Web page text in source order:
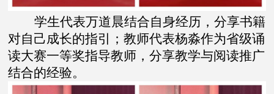
学生代表万道晨结合自身经历，分享书籍
对自己成长的指引；教师代表杨淼作为省级诵
读大赛一等奖指导教师，分享教学与阅读推广
结合的经验。